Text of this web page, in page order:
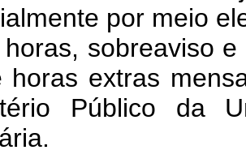
por meio
sobreaviso
horas extras
Público da